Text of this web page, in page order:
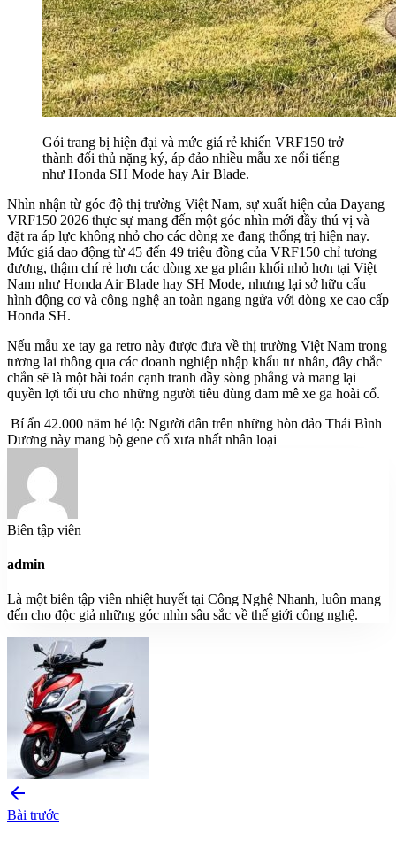
Gói trang bị hiện đại và mức giá rẻ khiến VRF150 trở
thành đối thủ nặng ký, áp đảo nhiều mẫu xe nổi tiếng
như Honda SH Mode hay Air Blade.
Nhìn nhận từ góc độ thị trường Việt Nam, sự xuất hiện của Dayang
VRF150 2026 thực sự mang đến một góc nhìn mới đầy thú vị và
đặt ra áp lực không nhỏ cho các dòng xe đang thống trị hiện nay.
Mức giá dao động từ 45 đến 49 triệu đồng của VRF150 chỉ tương
đương, thậm chí rẻ hơn các dòng xe ga phân khối nhỏ hơn tại Việt
Nam như Honda Air Blade hay SH Mode, nhưng lại sở hữu cấu
hình động cơ và công nghệ an toàn ngang ngửa với dòng xe cao cấp
Honda SH.
Nếu mẫu xe tay ga retro này được đưa về thị trường Việt Nam trong
tương lai thông qua các doanh nghiệp nhập khẩu tư nhân, đây chắc
chắn sẽ là một bài toán cạnh tranh đầy sòng phẳng và mang lại
quyền lợi tối ưu cho những người tiêu dùng đam mê xe ga hoài cổ.
Bí ẩn 42.000 năm hé lộ: Người dân trên những hòn đảo Thái Bình
Dương này mang bộ gene cổ xưa nhất nhân loại
Biên tập viên
admin
Là một biên tập viên nhiệt huyết tại Công Nghệ Nhanh, luôn mang
đến cho độc giả những góc nhìn sâu sắc về thế giới công nghệ.
arrow_back
Bài trước